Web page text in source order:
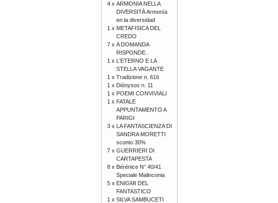
4 x ARMONIA NELLA
DIVERSITÀ Armonía
en la diversidad
1 x METAFISICA DEL
CREDO
7 x A DOMANDA
RISPONDE..
1 x L'ETERNO E LA
STELLA VAGANTE
1 x Tradizione n. 616
1 x Diònysos n. 11
1 x POEMI CONVIVIALI
1 x FATALE
APPUNTAMENTO A
PARIGI
3 x LA FANTASCIENZA DI
SANDRA MORETTI
sconto 30%
7 x GUERRIERI DI
CARTAPESTA
8 x Bérénice N° 40/41
Speciale Malinconia
5 x ENIGMI DEL
FANTASTICO
1 x SILVA SAMBUCETI